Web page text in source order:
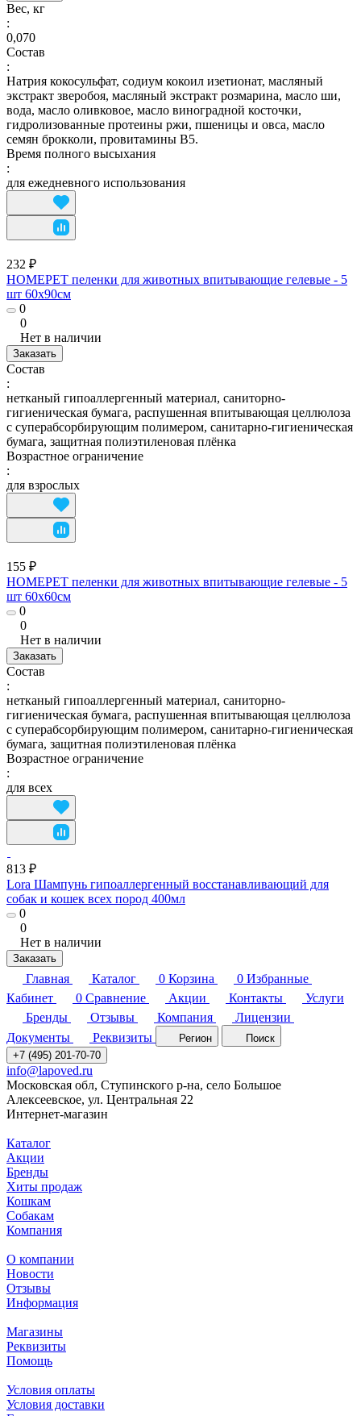
Вес, кг
:
0,070
Состав
:
Натрия кокосульфат, содиум кокоил изетионат, масляный
экстракт зверобоя, масляный экстракт розмарина, масло ши,
вода, масло оливковое, масло виноградной косточки,
гидролизованные протеины ржи, пшеницы и овса, масло
семян брокколи, провитамины В5.
Время полного высыхания
:
для ежедневного использования
232 ₽
HOMEPET пеленки для животных впитывающие гелевые - 5
шт 60х90см
0
0
Нет в наличии
Заказать
Состав
:
нетканый гипоаллергенный материал, саниторно-
гигиеническая бумага, распушенная впитывающая целлюлоза
с суперабсорбирующим полимером, санитарно-гигиеническая
бумага, защитная полиэтиленовая плёнка
Возрастное ограничение
:
для взрослых
155 ₽
HOMEPET пеленки для животных впитывающие гелевые - 5
шт 60х60см
0
0
Нет в наличии
Заказать
Состав
:
нетканый гипоаллергенный материал, саниторно-
гигиеническая бумага, распушенная впитывающая целлюлоза
с суперабсорбирующим полимером, санитарно-гигиеническая
бумага, защитная полиэтиленовая плёнка
Возрастное ограничение
:
для всех
813 ₽
Lora Шампунь гипоаллергенный восстанавливающий для
собак и кошек всех пород 400мл
0
0
Нет в наличии
Заказать
Главная Каталог 0 Корзина 0 Избранные
Кабинет
0 Сравнение Акции Контакты
Услуги
Бренды
Отзывы Компания
Лицензии
Документы
Реквизиты Регион
Поиск
+7 (495) 201-70-70
info@lapoved.ru
Московская обл, Ступинского р-на, село Большое
Алексеевское, ул. Центральная 22
Интернет-магазин
Каталог
Акции
Бренды
Хиты продаж
Кошкам
Собакам
Компания
О компании
Новости
Отзывы
Информация
Магазины
Реквизиты
Помощь
Условия оплаты
Условия доставки